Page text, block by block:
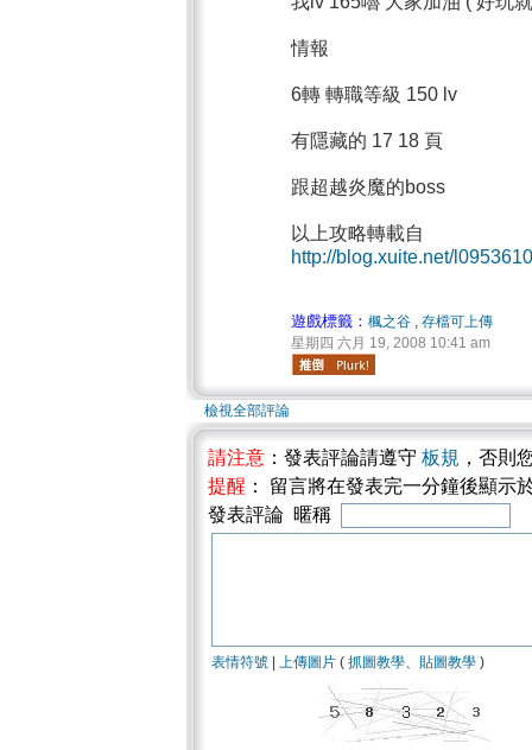
情報
6轉 轉職等級 150 lv
有隱藏的 17 18 頁
跟超越炎魔的boss
以上攻略轉載自
http://blog.xuite.net/
遊戲標籤：楓之谷 ,存檔可上傳
星期四 六月 19, 2008 10:41 am
檢視全部評論
請注意 ：發表評論請遵守 板規 ，否則
提醒 ： 留言將在發表完一分鐘後顯示
發表評論 暱稱
表情符號 上傳圖片 ( 抓圖教學、 貼圖教學 )